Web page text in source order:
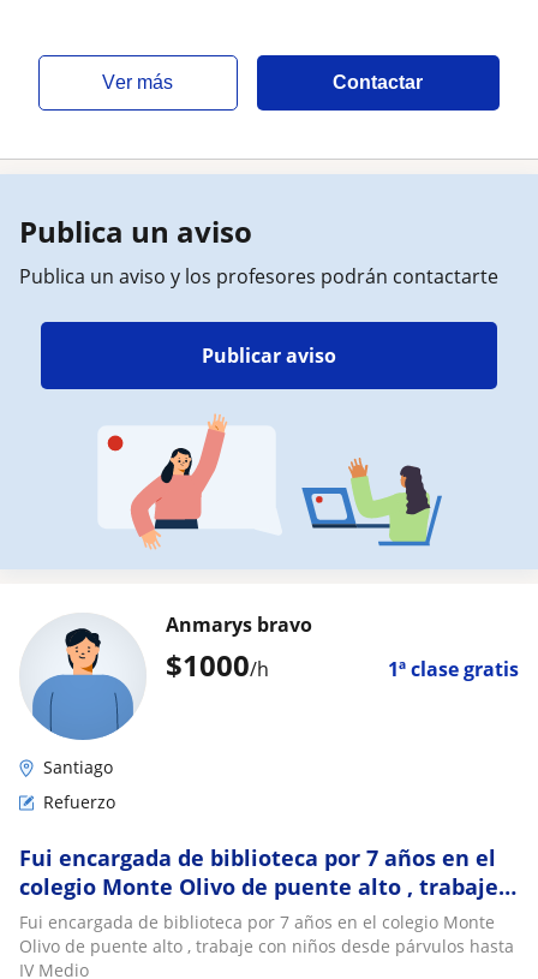
ver más Contactar
Publica un aviso
Publica un aviso y los profesores podrán contactarte
Publicar aviso
$1000/h 1ª clase gratis
Anmarys bravo
Santiago
Refuerzo
Fui encargada de biblioteca por 7 años en el
colegio Monte Olivo de puente alto , trabaje
con niños desde párvulos hasta IV Medio
Fui encargada de biblioteca por 7 años en el colegio Monte
Olivo de puente alto , trabaje con niños desde párvulos hasta
IV Medio